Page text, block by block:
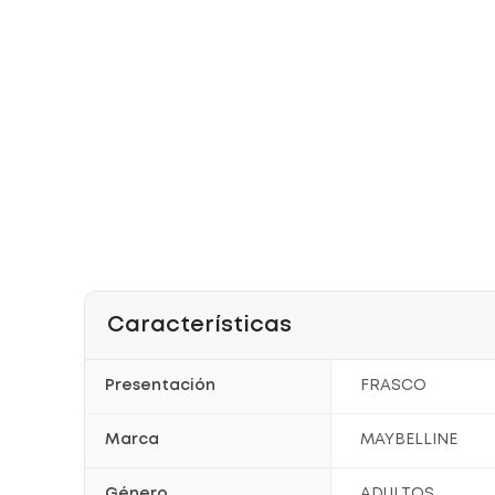
Características
Presentación FRASCO
Marca MAYBELLINE